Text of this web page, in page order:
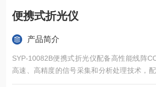
便携式折光仪
产品简介
SYP-10082B便携式折光仪配备高性能线阵
高速、高精度的信号采集和分析处理技术，配
级温度控制系统。能高效、高精确测量透明